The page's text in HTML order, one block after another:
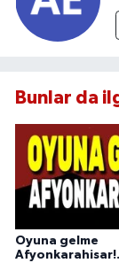
Bunlar da
Oyuna gelme